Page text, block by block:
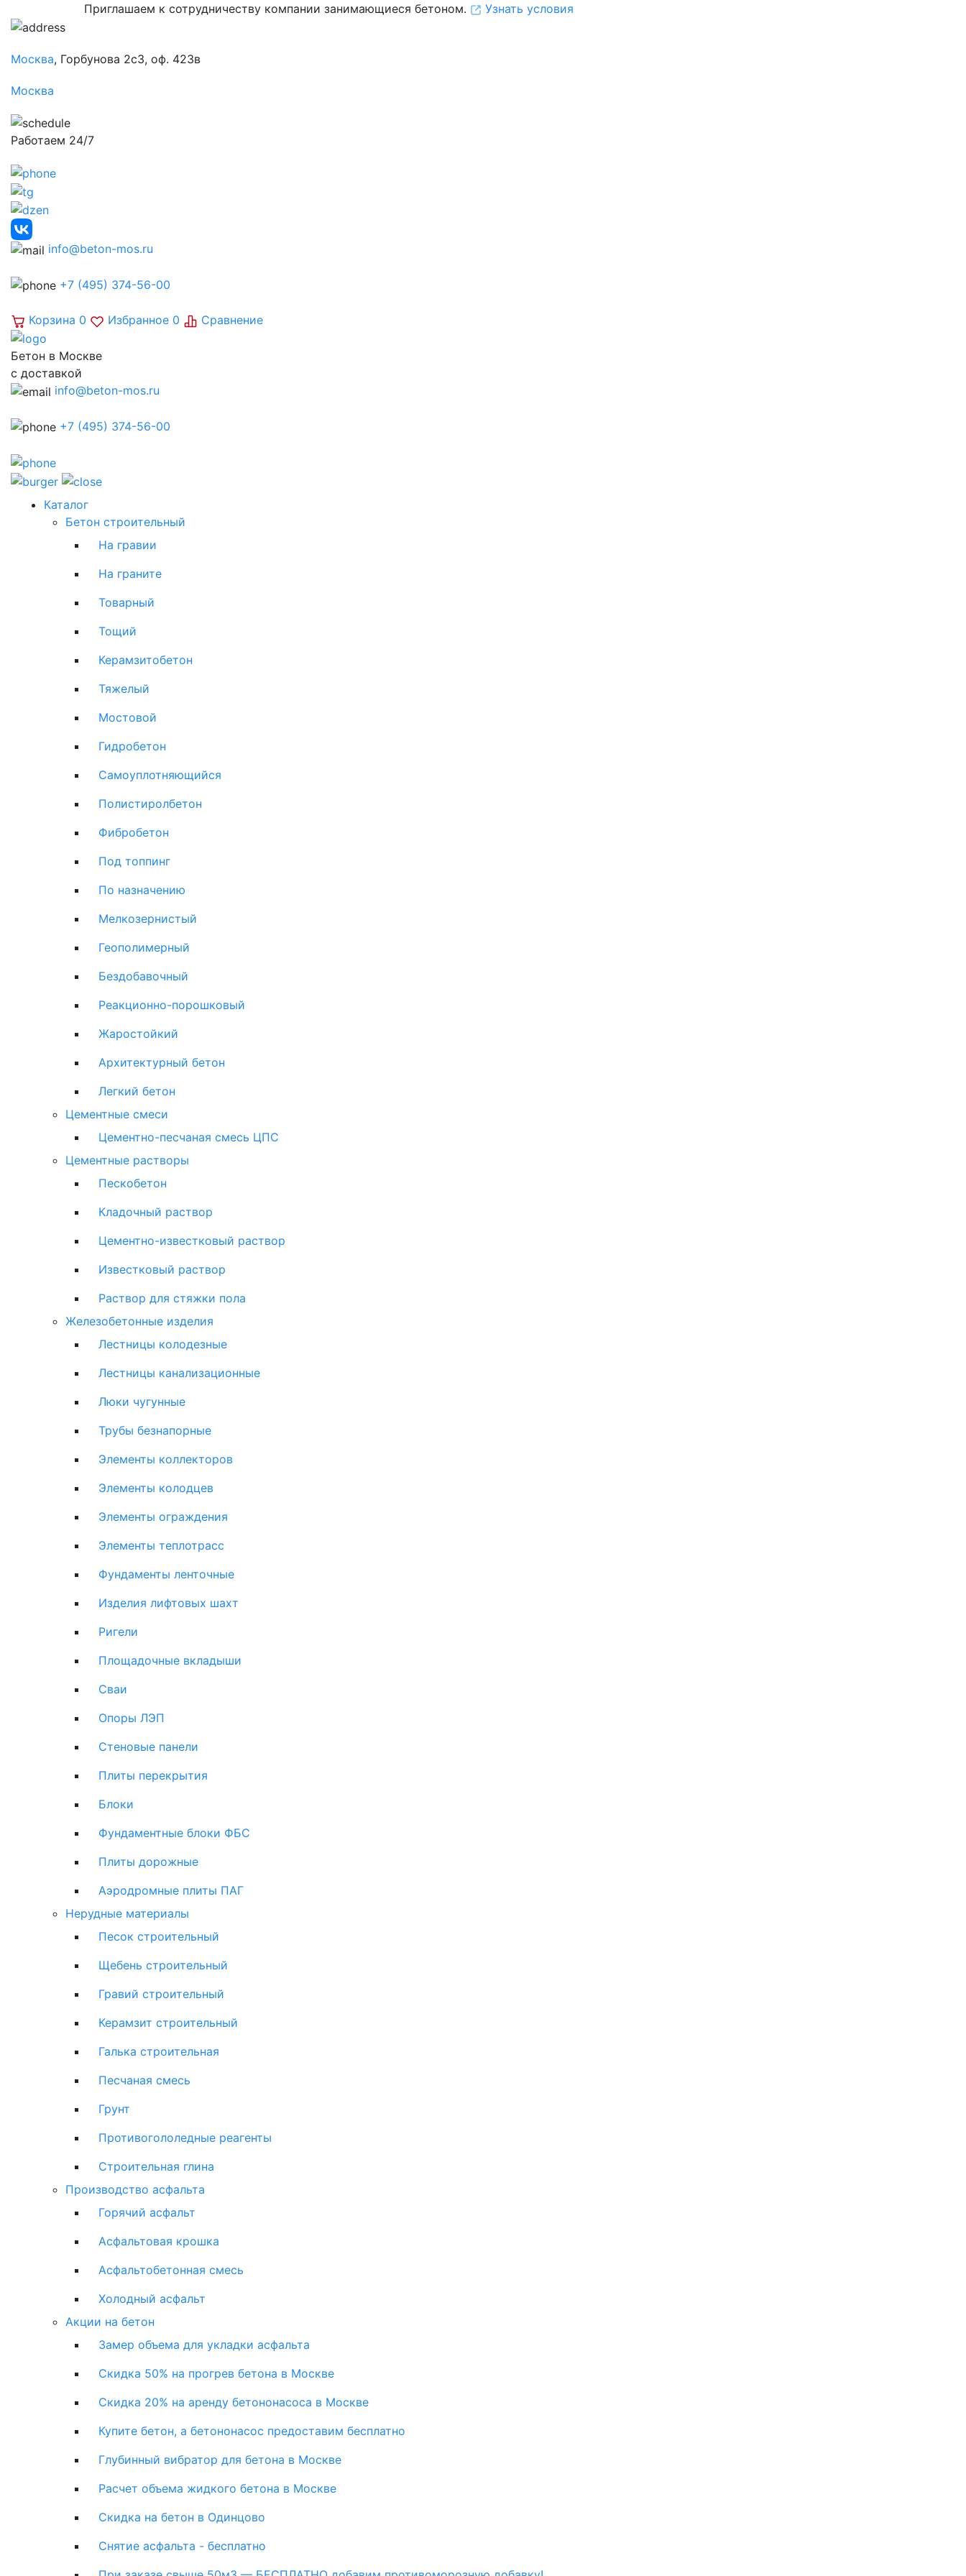
Приглашаем к сотрудничеству компании занимающиеся бетоном. Узнать условия
Москва, Горбунова 2с3, оф. 423в
Москва
Работаем 24/7
info@beton-mos.ru
+7 (495) 374-56-00
Корзина 0 Избранное 0 Сравнение
Бетон в Москве
с доставкой
info@beton-mos.ru
+7 (495) 374-56-00
Каталог
Бетон строительный
На гравии
На граните
Товарный
Тощий
Керамзитобетон
Тяжелый
Мостовой
Гидробетон
Самоуплотняющийся
Полистиролбетон
Фибробетон
Под топпинг
По назначению
Мелкозернистый
Геополимерный
Бездобавочный
Реакционно-порошковый
Жаростойкий
Архитектурный бетон
Легкий бетон
Цементные смеси
Цементно-песчаная смесь ЦПС
Цементные растворы
Пескобетон
Кладочный раствор
Цементно-известковый раствор
Известковый раствор
Раствор для стяжки пола
Железобетонные изделия
Лестницы колодезные
Лестницы канализационные
Люки чугунные
Трубы безнапорные
Элементы коллекторов
Элементы колодцев
Элементы ограждения
Элементы теплотрасс
Фундаменты ленточные
Изделия лифтовых шахт
Ригели
Площадочные вкладыши
Сваи
Опоры ЛЭП
Стеновые панели
Плиты перекрытия
Блоки
Фундаментные блоки ФБС
Плиты дорожные
Аэродромные плиты ПАГ
Нерудные материалы
Песок строительный
Щебень строительный
Гравий строительный
Керамзит строительный
Галька строительная
Песчаная смесь
Грунт
Противогололедные реагенты
Строительная глина
Производство асфальта
Горячий асфальт
Асфальтовая крошка
Асфальтобетонная смесь
Холодный асфальт
Акции на бетон
Замер объема для укладки асфальта
Скидка 50% на прогрев бетона в Москве
Скидка 20% на аренду бетононасоса в Москве
Купите бетон, а бетононасос предоставим бесплатно
Глубинный вибратор для бетона в Москве
Расчет объема жидкого бетона в Москве
Скидка на бетон в Одинцово
Снятие асфальта - бесплатно